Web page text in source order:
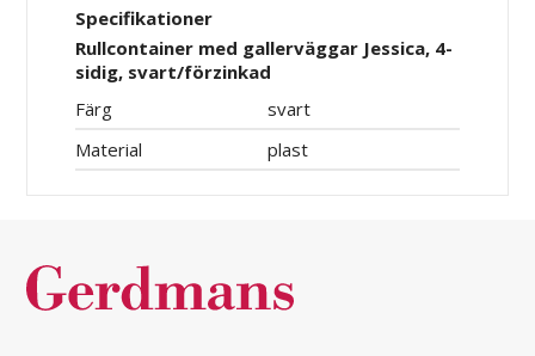
Specifikationer
Rullcontainer med gallerväggar Jessica, 4-
sidig, svart/förzinkad
Färg
svart
Material
plast